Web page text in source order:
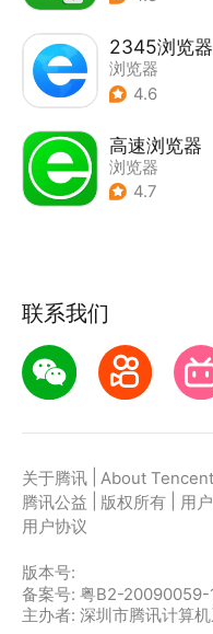
2345浏览器
浏览器
4.6
高速浏览器
浏览器
4.7
联系我们
关于腾讯 About Tencent
腾讯公益
版权所有 用
用户协议
版本号:
备案号: 粤B2-
主办者: 深圳市腾讯计算